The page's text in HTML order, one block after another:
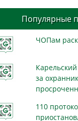
Популярные
ЧОПам
за
110